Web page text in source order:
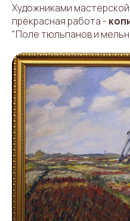
Художниками
прекрасная работа -
"Поле тюльпанов и